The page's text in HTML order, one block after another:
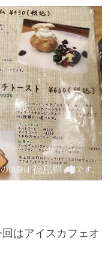
はアイスカフェオ